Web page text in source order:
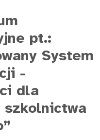
pt.:
System
-
dla